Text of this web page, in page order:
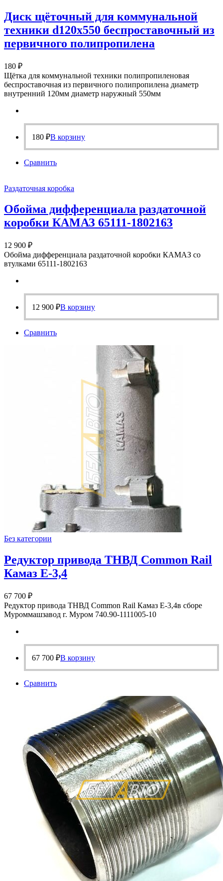
Диск щёточный для коммунальной
техники d120х550 беспроставочный из
первичного полипропилена
180 ₽
Щётка для коммунальной техники полипропиленовая
беспроставочная из первичного полипропилена диаметр
внутренний 120мм диаметр наружный 550мм
180 ₽В корзину
Сравнить
Раздаточная коробка
Обойма дифференциала раздаточной
коробки КАМАЗ 65111-1802163
12 900 ₽
Обойма дифференциала раздаточной коробки КАМАЗ со
втулками 65111-1802163
12 900 ₽В корзину
Сравнить
Без категории
Редуктор привода ТНВД Common Rail
Камаз Е-3,4
67 700 ₽
Редуктор привода ТНВД Common Rail Камаз Е-3,4в сборе
Муроммашзавод г. Муром 740.90-1111005-10
67 700 ₽В корзину
Сравнить